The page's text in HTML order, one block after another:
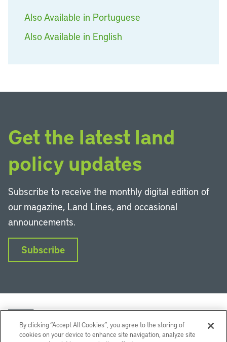
Also Available in Portuguese
Also Available in English
Get the latest land
policy updates
Subscribe to receive the monthly digital edition of
our magazine, Land Lines, and occasional
announcements.
Subscribe
By clicking “Accept All Cookies”, you agree to the storing of
cookies on your device to enhance site navigation, analyze site